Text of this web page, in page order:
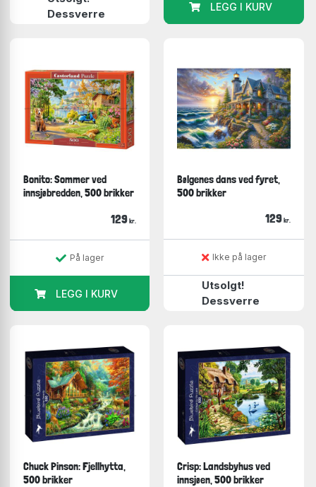
Dessverre
LEGG I KURV
Bonito: Sommer ved
innsjøbredden, 500 brikker
129 kr.
På lager
LEGG I KURV
Bølgenes dans ved fyret,
500 brikker
129 kr.
Ikke på lager
Utsolgt!
Dessverre
Chuck Pinson: Fjellhytta,
500 brikker
Crisp: Landsbyhus ved
innsjøen, 500 brikker